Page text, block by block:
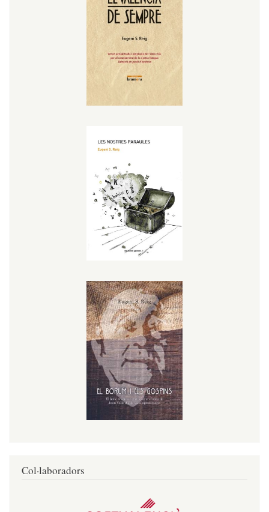
Col·laboradors